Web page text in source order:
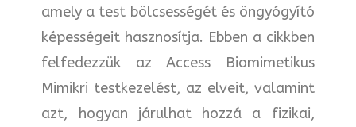
amely a test bölcsességét és öngyógyító
képességeit hasznosítja. Ebben a cikkben
felfedezzük az Access Biomimetikus
Mimikri testkezelést, az elveit, valamint
azt, hogyan járulhat hozzá a fizikai,